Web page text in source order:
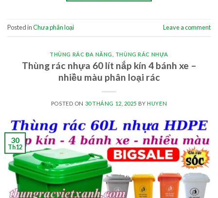
Posted inChưa phân loại Leave a comment
THÙNG RÁC ĐA NĂNG THÙNG RÁC NHỰA
Thùng rác nhựa 60 lít nắp kín 4 bánh xe –
nhiều màu phân loại rác
POSTED ON 30 THÁNG 12, 2025 BYHUYEN
30
Th12